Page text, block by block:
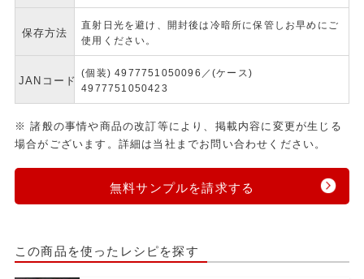
保存方法
直射日光を避け、開封後は冷暗所に保管しお早めにご
使用ください。
JANコード
(個装) 4977751050096／(ケース)
4977751050423
※ 諸般の事情や商品の改訂等により、掲載内容に変更が生じる
場合がございます。詳細は当社までお問い合わせください。
無料サンプルを請求する
この商品を使ったレシピを探す